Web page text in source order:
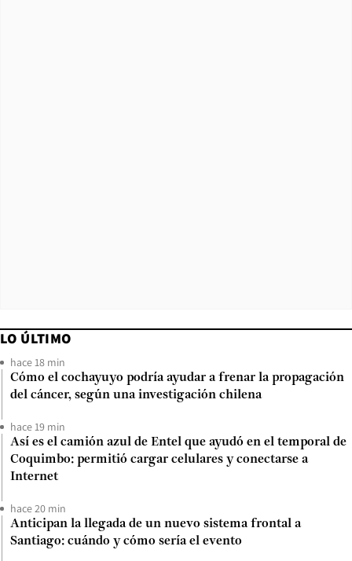
LO ÚLTIMO
hace 18 min
Cómo el cochayuyo podría ayudar a frenar la propagación
del cáncer, según una investigación chilena
hace 19 min
Así es el camión azul de Entel que ayudó en el temporal de
Coquimbo: permitió cargar celulares y conectarse a
Internet
hace 20 min
Anticipan la llegada de un nuevo sistema frontal a
Santiago: cuándo y cómo sería el evento